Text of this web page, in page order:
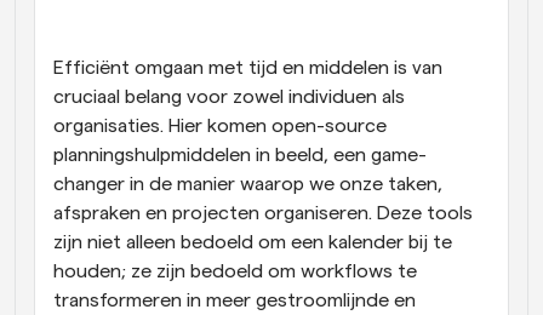
Supercharged planning met AI-gestuurde
oproepen
Automatiseer planning en herinneringen
Blog
Blijf op de hoogte van het laatste nieuws en updates
Instant Vergaderingen
Ontmoet cliënten binnen enkele minuten
Dynamische Groep Links
Efficiënt omgaan met tijd en middelen is van
cruciaal belang voor zowel individuen als
organisaties. Hier komen open-source
planningshulpmiddelen in beeld, een game-
changer in de manier waarop we onze taken,
afspraken en projecten organiseren. Deze tools
zijn niet alleen bedoeld om een kalender bij te
houden; ze zijn bedoeld om workflows te
transformeren in meer gestroomlijnde en